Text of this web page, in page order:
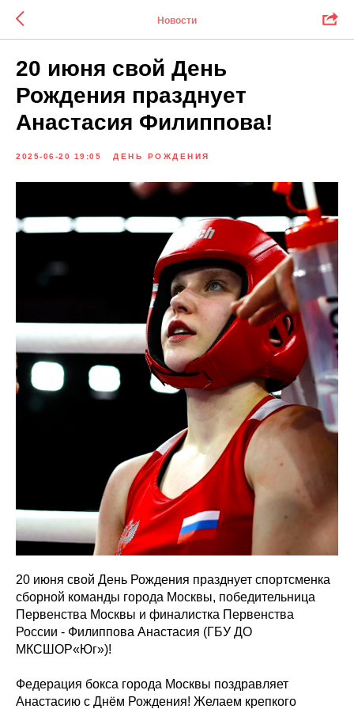
Новости
20 июня свой День
Рождения празднует
Анастасия Филиппова!
2025-06-20 19:05 ДЕНЬ РОЖДЕНИЯ
20 июня свой День Рождения празднует спортсменка
сборной команды города Москвы, победительница
Первенства Москвы и финалистка Первенства
России - Филиппова Анастасия (ГБУ ДО
МКСШОР«Юг»)!
Федерация бокса города Москвы поздравляет
Анастасию с Днём Рождения! Желаем крепкого